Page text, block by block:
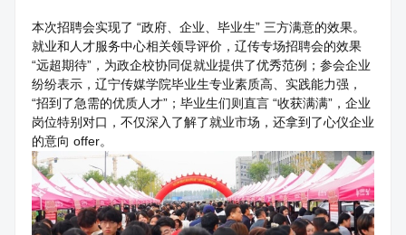
本次招聘会实现了 “政府、企业、毕业生” 三方满意的效果。
就业和人才服务中心相关领导评价，辽传专场招聘会的效果
“远超期待”，为政企校协同促就业提供了优秀范例；参会企业
纷纷表示，辽宁传媒学院毕业生专业素质高、实践能力强，
“招到了急需的优质人才”；毕业生们则直言 “收获满满”，企业
岗位特别对口，不仅深入了解了就业市场，还拿到了心仪企业
的意向 offer。